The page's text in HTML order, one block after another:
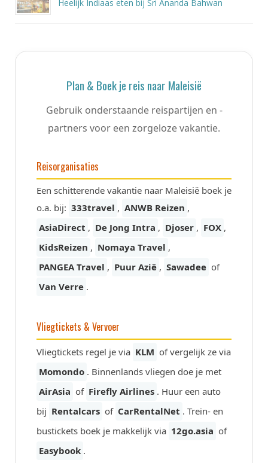
Heelijk Indiaas eten bij Sri Ananda Bahwan
Plan & Boek je reis naar Maleisië
Gebruik onderstaande reispartijen en -
partners voor een zorgeloze vakantie.
Reisorganisaties
Een schitterende vakantie naar Maleisië boek je
o.a. bij: 333travel , ANWB Reizen ,
AsiaDirect , De Jong Intra , Djoser , FOX ,
KidsReizen , Nomaya Travel ,
PANGEA Travel , Puur Azië , Sawadee of
Van Verre .
Vliegtickets & Vervoer
Vliegtickets regel je via KLM of vergelijk ze via
Momondo . Binnenlands vliegen doe je met
AirAsia of Firefly Airlines . Huur een auto
bij Rentalcars of CarRentalNet . Trein- en
bustickets boek je makkelijk via 12go.asia of
Easybook .